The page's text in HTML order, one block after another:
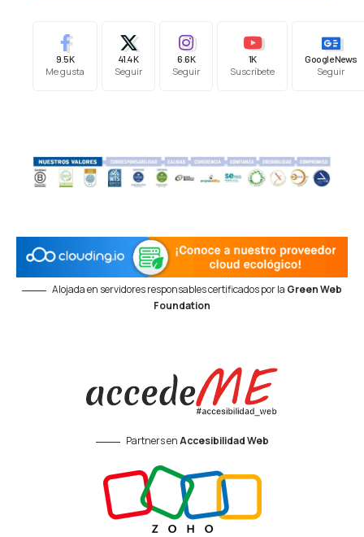
9.5K
Me gusta
41.4K
Seguir
6.6K
Seguir
1K
Suscríbete
Google News
Seguir
Alojada en servidores responsables certificados por la Green Web
Foundation
Partners enAccesibilidad Web